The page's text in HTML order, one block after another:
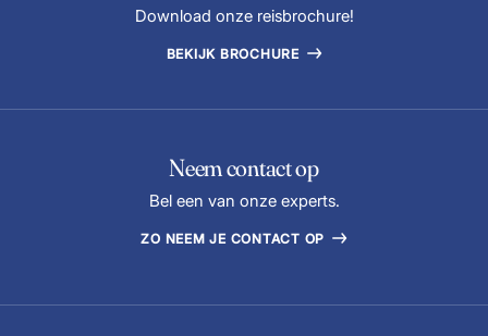
Download onze reisbrochure!
BEKIJK BROCHURE
Neem contact op
Bel een van onze experts.
ZO NEEM JE CONTACT OP